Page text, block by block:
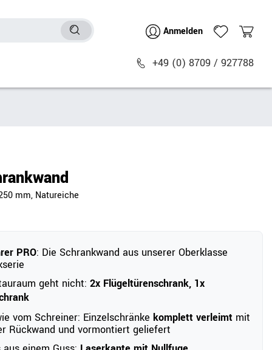
Anmelden
+49 (0) 8709 / 927788
Barhocker
mm, Natureiche
PRO: Die Schrankwand aus unserer Oberklasse
geht nicht: 2x Flügeltürenschrank, 1x
vom Schreiner: Einzelschränke komplett verleimt mit
Rückwand und vormontiert geliefert